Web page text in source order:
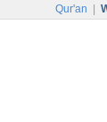
Qur'an